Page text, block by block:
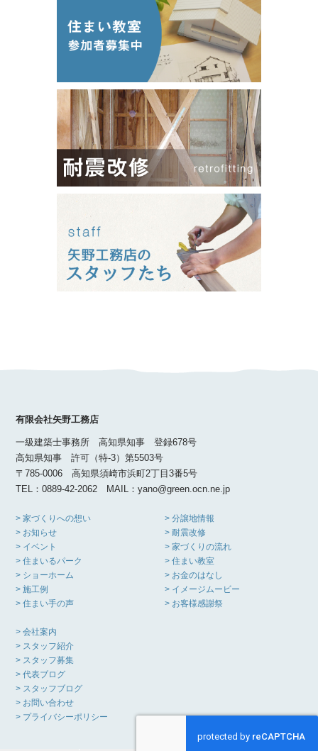
有限会社矢野工務店
一級建築士事務所 高知県知事 登録678号
高知県知事 許可（特-3）第5503号
〒785-0006 高知県須崎市浜町2丁目3番5号
TEL：0889-42-2062 MAIL：yano@green.ocn.ne.jp
> 家づくりへの想い
> お知らせ
> イベント
> 住まいるパーク
> ショーホーム
> 施工例
> 住まい手の声
> 分譲地情報
> 耐震改修
> 家づくりの流れ
> 住まい教室
> お金のはなし
> イメージムービー
> お客様感謝祭
> 会社案内
> スタッフ紹介
> スタッフ募集
> 代表ブログ
> スタッフブログ
> お問い合わせ
> プライバシーポリシー